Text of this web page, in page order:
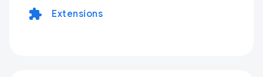
extension Extensions